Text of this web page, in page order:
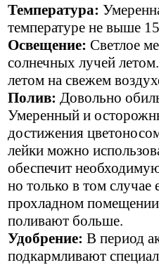
Температура:
температуре не выше
Освещение: Светлое
солнечных лучей
летом на свежем
Полив: Довольно
Умеренный и
достижения
лейки можно
обеспечит
но только в том случае
прохладном
поливают больше.
Удобрение: В период
подкармливают